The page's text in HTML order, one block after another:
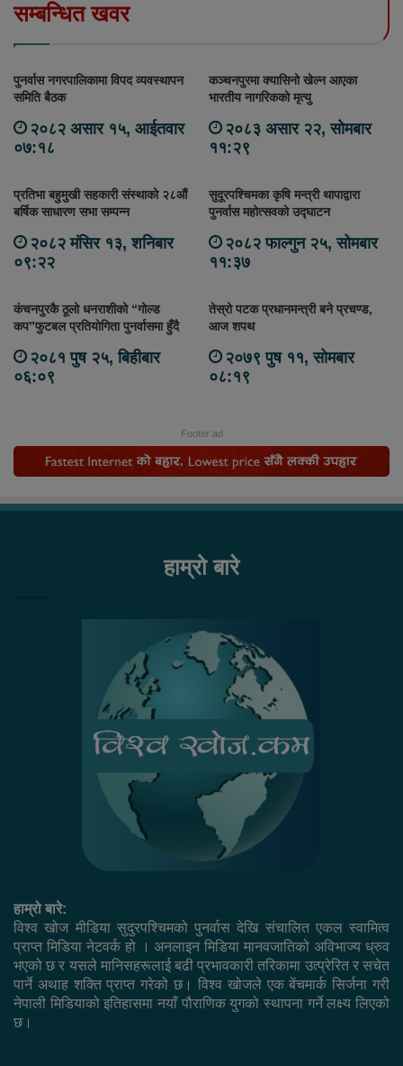
सम्बन्धित खवर
पुनर्वास नगरपालिकामा विपद व्यवस्थापन
समिति बैठक
२०८२ असार १५, आईतवार
०७:१८
कञ्चनपुरमा क्यासिनो खेल्न आएका
भारतीय नागरिकको मृत्यु
२०८३ असार २२, सोमबार
११:२९
प्रतिभा बहुमुखी सहकारी संस्थाको २८औं
बर्षिक साधारण सभा सम्पन्न
२०८२ मंसिर १३, शनिबार
०९:२२
सुदूरपश्चिमका कृषि मन्त्री थापाद्वारा
पुनर्वास महोत्सवको उद्घाटन
२०८२ फाल्गुन २५, सोमबार
११:३७
कंचनपुरकै ठूलो धनराशीको “गोल्ड
कप”फुटबल प्रतियोगिता पुनर्वासमा हुँदै
२०८१ पुष २५, बिहीबार
०६:०९
तेस्रो पटक प्रधानमन्त्री बने प्रचण्ड,
आज शपथ
२०७९ पुष ११, सोमबार
०८:१९
Footer ad
हाम्रो बारे
हाम्रो बारे:
विश्व खोज मीडिया सुदुरपश्चिमको पुनर्वास देखि संचालित एकल स्वामित्व
प्राप्त मिडिया नेटवर्क हो । अनलाइन मिडिया मानवजातिको अविभाज्य ध्रुव
भएको छ र यसले मानिसहरूलाई बढी प्रभावकारी तरिकामा उत्प्रेरित र सचेत
पार्ने अथाह शक्ति प्राप्त गरेको छ। विश्व खोजले एक बेंचमार्क सिर्जना गरी
नेपाली मिडियाको इतिहासमा नयाँ पौराणिक युगको स्थापना गर्ने लक्ष्य लिएको
छ।